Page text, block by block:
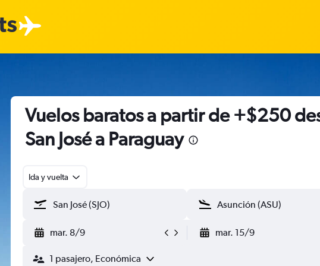
Vuelos baratos a partir de +$250
San José a Paraguay
Ida y vuelta
mar. 8/9 mar. 15/9
1 pasajero, Económica